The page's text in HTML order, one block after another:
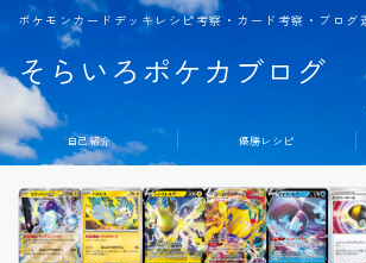
そらいろポケカブログ
ポケモンカードデッキレシピ考察・カード考察・ブログ
MENU
自己紹介 優勝レシピ